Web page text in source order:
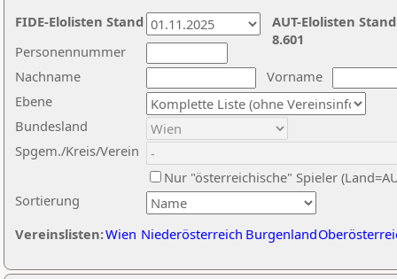
Nachname
Vorname
Ebene
Sortierung
Personennummer
Bundesland
Spgem./Kreis/Verein
Nur "österreichische" Spieler
Vereinslisten:Wien Niederösterreich Burgenland
AUT-Elolisten
8.601
FIDE-Elolisten Stand